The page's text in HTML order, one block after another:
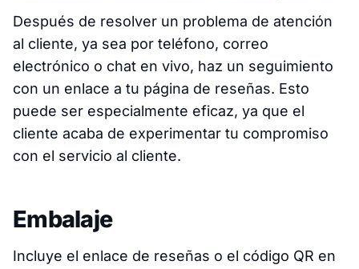
Después de resolver un problema de atención
al cliente, ya sea por teléfono, correo
electrónico o chat en vivo, haz un seguimiento
con un enlace a tu página de reseñas. Esto
puede ser especialmente eficaz, ya que el
cliente acaba de experimentar tu compromiso
con el servicio al cliente.
Embalaje
Incluye el enlace de reseñas o el código QR en